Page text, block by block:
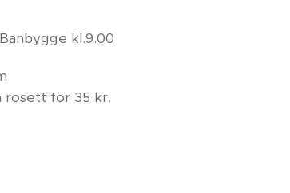
kl.9.00
rosett för 35 kr.